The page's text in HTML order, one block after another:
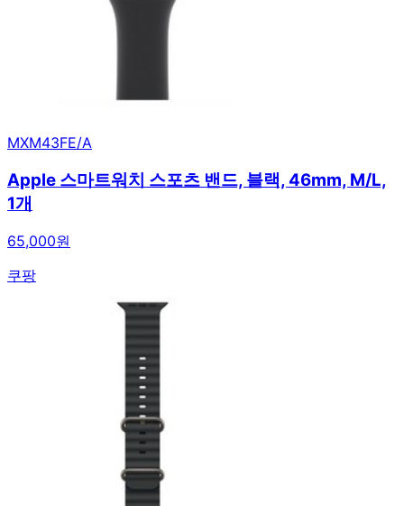
MXM43FE/A
Apple 스마트워치 스포츠 밴드, 블랙, 46mm, M/L,
1개
65,000원
쿠팡